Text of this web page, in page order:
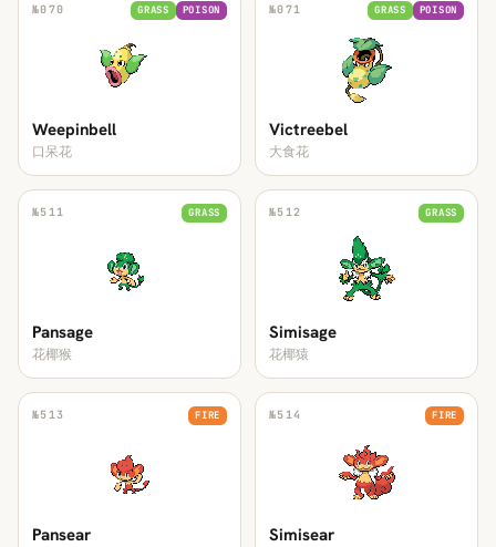
№070 GRASS POISON
Weepinbell
口呆花
№071 GRASS POISON
Victreebel
大食花
№511 GRASS
Pansage
花椰猴
№512 GRASS
Simisage
花椰猿
№513 FIRE
Pansear
№514 FIRE
Simisear